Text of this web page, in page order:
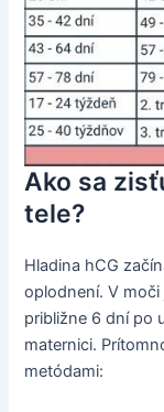
Ako sa
tele?
Hladina hCG
oplodnení. V
približne 6 dní po
maternici.
metódami: